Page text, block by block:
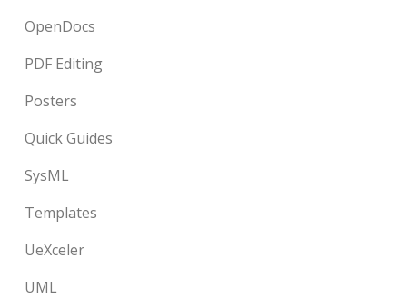
OpenDocs
PDF Editing
Posters
Quick Guides
SysML
Templates
UeXceler
UML